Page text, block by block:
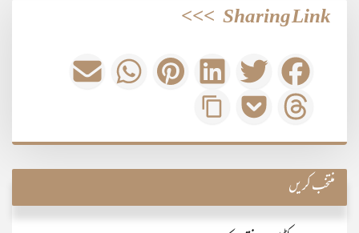
Sharing Link
>>>
منتخب کریں